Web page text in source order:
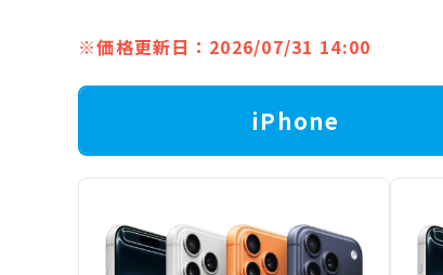
※価格更新日：2026/07/31 14:00
iPhone